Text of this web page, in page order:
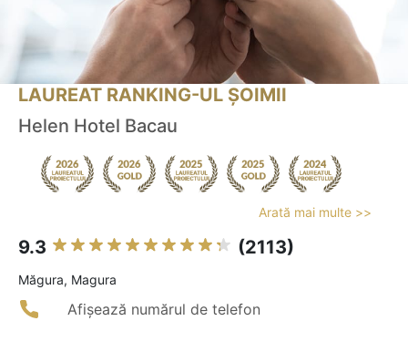
LAUREAT RANKING-UL ȘOIMII
Helen Hotel Bacau
Arată mai multe >>
9.3 (2113)
Măgura, Magura
Afișează numărul de telefon